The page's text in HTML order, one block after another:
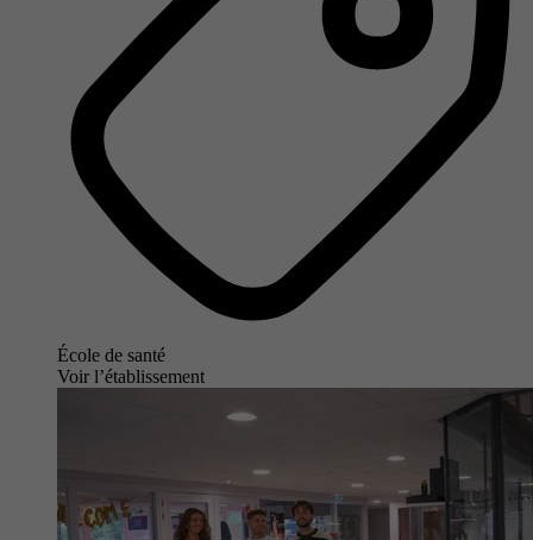
École de santé
Voir l’établissement